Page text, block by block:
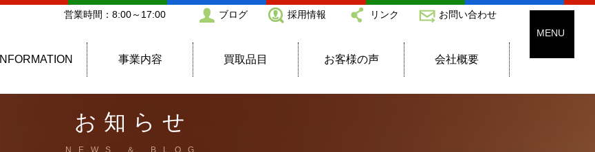
営業時間：8:00～17:00 ブログ 採用情報 リンク お問い合わせ
INFORMATION 事業内容 買取品目 お客様の声 会社概要
お知らせ
NEWS ＆ BLOG